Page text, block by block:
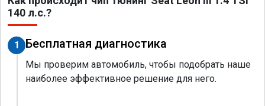
140 л.с.?
1 Бесплатная диагностика
Мы проверим автомобиль, чтобы подобрать наше
наиболее эффективное решение для него.